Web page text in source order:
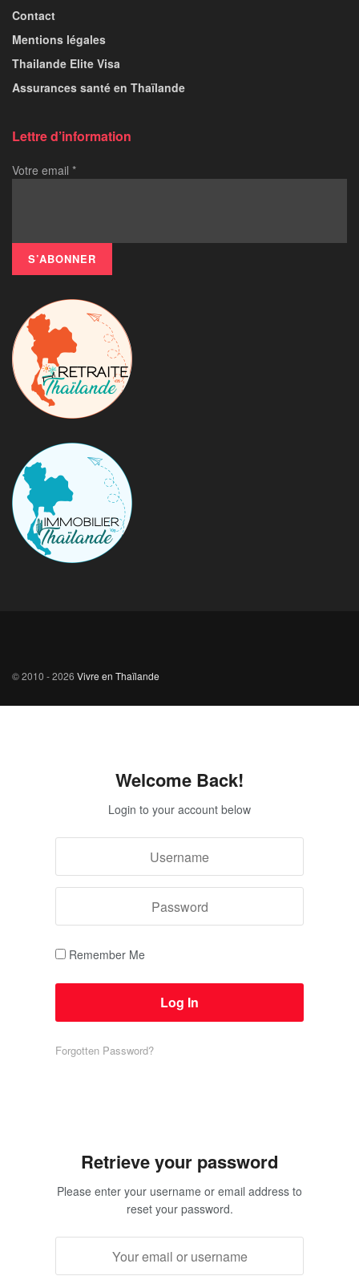
Contact
Mentions légales
Thailande Elite Visa
Assurances santé en Thaïlande
Lettre d’information
Votre email *
© 2010 - 2026 Vivre en Thaïlande
Welcome Back!
Login to your account below
Remember Me
Forgotten Password?
Retrieve your password
Please enter your username or email address to
reset your password.